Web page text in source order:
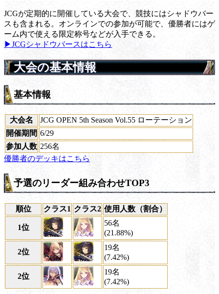
JCGが定期的に開催している大会で、競技にはシャドウバー
スも含まれる。オンラインでの参加が可能で、優勝者にはゲ
ーム内で使える限定称号などが入手できる。
▶JCGシャドウバースはこちら
大会の基本情報
基本情報
大会名
JCG OPEN 5th Season Vol.55 ローテーション
開催期間 6/29
参加人数 256名
優勝者のデッキはこちら
予選のリーダー組み合わせTOP3
順位 クラス1 クラス2 使用人数（割合）
1位
56名
(21.88%)
2位
19名
(7.42%)
2位
19名
(7.42%)